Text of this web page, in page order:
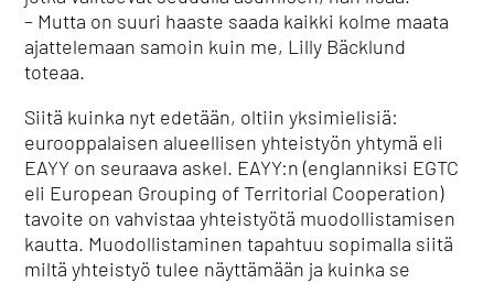
– Mutta on suuri haaste saada kaikki kolme maata
ajattelemaan samoin kuin me, Lilly Bäcklund
toteaa.
Siitä kuinka nyt edetään, oltiin yksimielisiä:
eurooppalaisen alueellisen yhteistyön yhtymä eli
EAYY on seuraava askel. EAYY:n (englanniksi EGTC
eli European Grouping of Territorial Cooperation)
tavoite on vahvistaa yhteistyötä muodollistamisen
kautta. Muodollistaminen tapahtuu sopimalla siitä
miltä yhteistyö tulee näyttämään ja kuinka se